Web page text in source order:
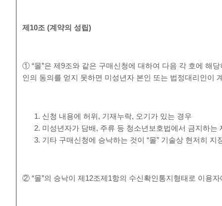
제 10조(계약의 성립)
① “몰”은 제9조와 같은 구매신청에 대하여 다음 각 호에 해
인의 동의를 얻지 못하면 미성년자 본인 또는 법정대리인이
신청 내용에 허위, 기재누락, 오기가 있는 경우
미성년자가 담배, 주류 등 청소년보호법에서 금지하는
기타 구매신청에 승낙하는 것이 “몰” 기술상 현저히 지
② “몰”의 승낙이 제12조제1항의 수신확인통지형태로 이용